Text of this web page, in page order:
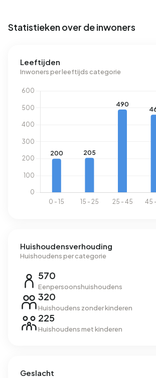
Statistieken over de inwoners
Leeftijden
Inwoners per leeftijds categorie
Huishoudensverhouding
Huishoudens per categorie
570
Eenpersoonshuishoudens
320
Huishoudens zonder kinderen
225
Huishoudens met kinderen
Geslacht